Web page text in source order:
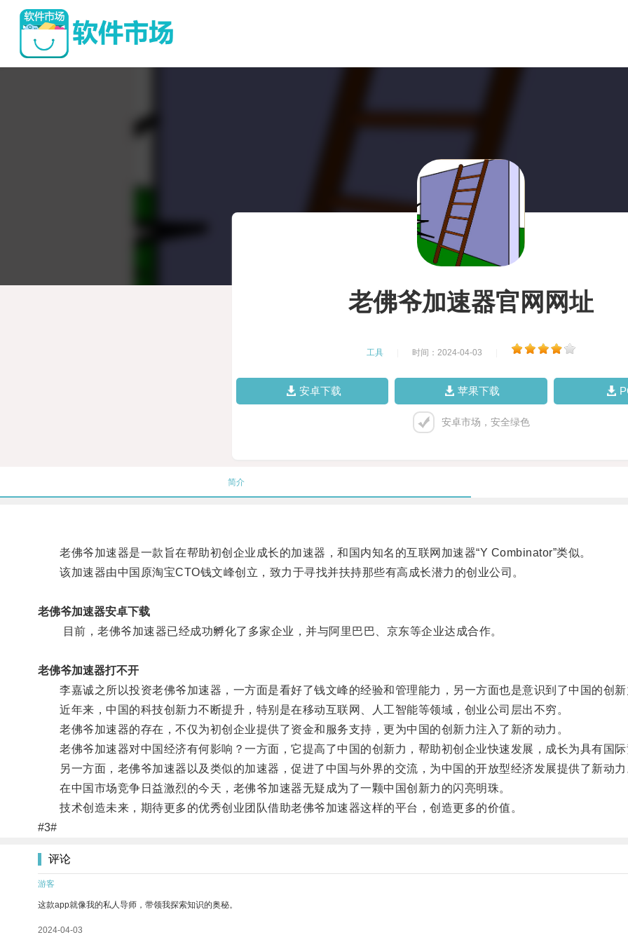
老佛爷加速器官网网址
工具 时间：2024-04-03
安卓下载 苹果下载
安卓市场，安全绿色
简介
老佛爷加速器是一款旨在帮助初创企业成长的加速器，和国内知名的互联网加速器“Y Combinator”类似。
该加速器由中国原淘宝CTO钱文峰创立，致力于寻找并扶持那些有高成长潜力的创业公司。
老佛爷加速器安卓下载
目前，老佛爷加速器已经成功孵化了多家企业，并与阿里巴巴、京东等企业达成合作。
老佛爷加速器打不开
李嘉诚之所以投资老佛爷加速器，一方面是看好了钱文峰的经验和管理能力，另一方面也是意识到了中国的创新
近年来，中国的科技创新力不断提升，特别是在移动互联网、人工智能等领域，创业公司层出不穷。
老佛爷加速器的存在，不仅为初创企业提供了资金和服务支持，更为中国的创新力注入了新的动力。
老佛爷加速器对中国经济有何影响？一方面，它提高了中国的创新力，帮助初创企业快速发展，成长为具有国际
另一方面，老佛爷加速器以及类似的加速器，促进了中国与外界的交流，为中国的开放型经济发展提供了新动力
在中国市场竞争日益激烈的今天，老佛爷加速器无疑成为了一颗中国创新力的闪亮明珠。
技术创造未来，期待更多的优秀创业团队借助老佛爷加速器这样的平台，创造更多的价值。
#3#
评论
游客
这款app就像我的私人导师，带领我探索知识的奥秘。
2024-04-03